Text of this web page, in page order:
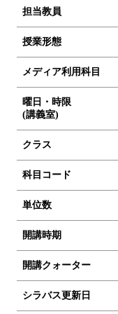
担当教員
授業形態
メディア利用科目
曜日・時限
(講義室)
クラス
科目コード
単位数
開講時期
開講クォーター
シラバス更新日